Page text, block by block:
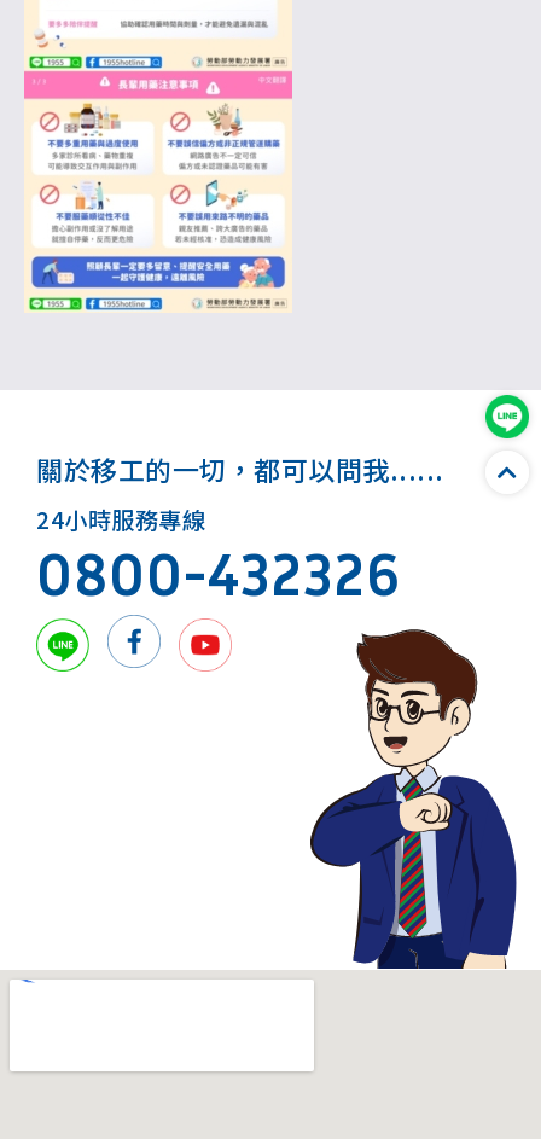
關於移工的一切，都可以問我......
24小時服務專線
0800-432326